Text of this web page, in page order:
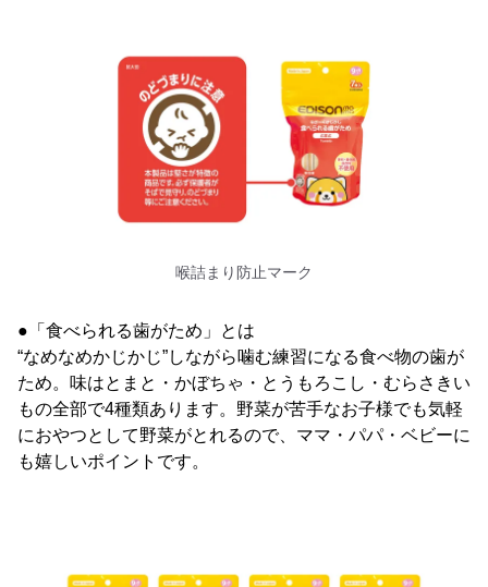
喉詰まり防止マーク
●「食べられる歯がため」とは
“なめなめかじかじ”しながら噛む練習になる食べ物の歯が
ため。味はとまと・かぼちゃ・とうもろこし・むらさきい
もの全部で4種類あります。野菜が苦手なお子様でも気軽
におやつとして野菜がとれるので、ママ・パパ・ベビーに
も嬉しいポイントです。